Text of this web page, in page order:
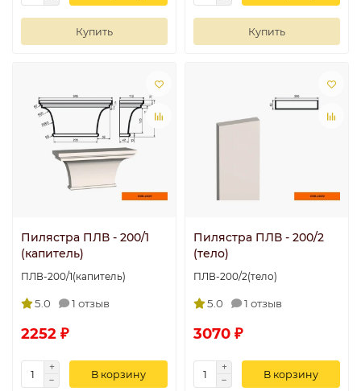
Купить Купить
Пилястра ПЛВ - 200/1
(капитель)
ПЛВ-200/1(капитель)
5.0 1 отзыв
2252 ₽
В корзину
Пилястра ПЛВ - 200/2
(тело)
ПЛВ-200/2(тело)
5.0 1 отзыв
3070 ₽
В корзину